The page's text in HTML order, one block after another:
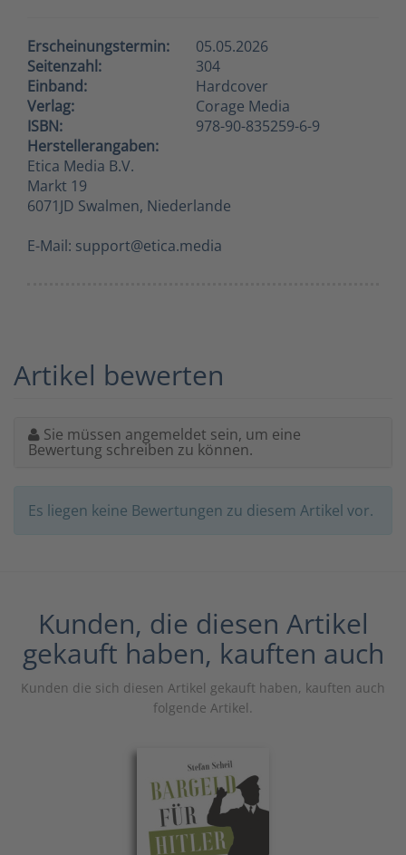
Erscheinungstermin:
05.05.2026
Seitenzahl:
304
Einband:
Hardcover
Verlag:
Corage Media
ISBN:
978-90-835259-6-9
Herstellerangaben:
Etica Media B.V.
Markt 19
6071JD Swalmen, Niederlande
E-Mail: support@etica.media
Artikel bewerten
Sie müssen angemeldet sein, um eine
Bewertung schreiben zu können.
Es liegen keine Bewertungen zu diesem Artikel vor.
Kunden, die diesen Artikel
gekauft haben, kauften auch
Kunden die sich diesen Artikel gekauft haben, kauften auch
folgende Artikel.